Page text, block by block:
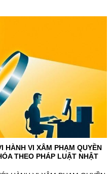
HÀNH VI XÂM PHẠM QUYỀN
THEO PHÁP LUẬT NHẬT